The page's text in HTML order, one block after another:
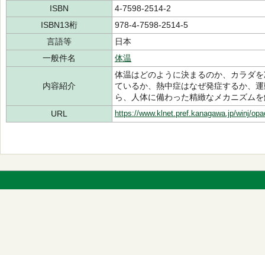
ISBN
4-7598-2514-2
ISBN13桁
978-4-7598-2514-5
言語等
日本
一般件名
体温
内容紹介
体温はどのように決まるのか、カラダ
ているか、熱中症はなぜ発症するか、
ら、人体に備わった精緻なメカニズム
URL
https://www.klnet.pref.kanagawa.jp/winj/